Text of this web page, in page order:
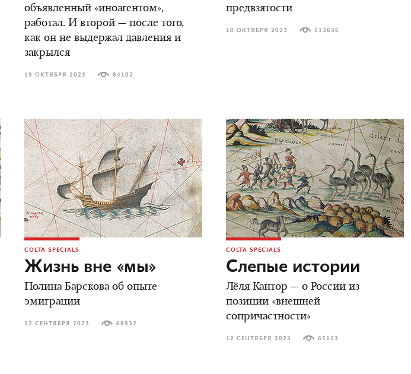
объявленный «иноагентом»,
работал. И второй — после того,
как он не выдержал давления и
закрылся
19 ОКТЯБРЯ 2023 84102
предвзятости
10 ОКТЯБРЯ 2023 113636
COLTA SPECIALS
Жизнь вне «мы»
Полина Барскова об опыте
эмиграции
12 СЕНТЯБРЯ 2023 68932
COLTA SPECIALS
Слепые истории
Лёля Кантор — о России из
позиции «внешней
сопричастности»
12 СЕНТЯБРЯ 2023 65153